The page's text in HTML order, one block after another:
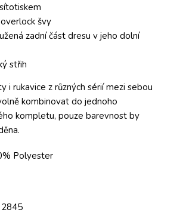
švy
zadní část dresu v jeho dolní
střih
i rukavice z různých sérií mezi sebou
kombinovat do jednoho
kompletu, pouze barevnost by
Polyester